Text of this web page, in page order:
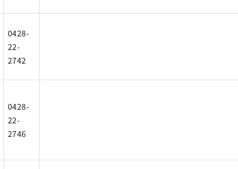
0428-
22-
2742
0428-
22-
2746